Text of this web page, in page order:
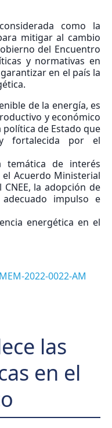
como la
mitigar al cambio
del Encuentro
y normativas en
en el país la
de la energía, es
y económico
de Estado que
fortalecida por el
temática de interés
Acuerdo Ministerial
la adopción de
impulso e
energética en el
2022-0022-AM
las
en el